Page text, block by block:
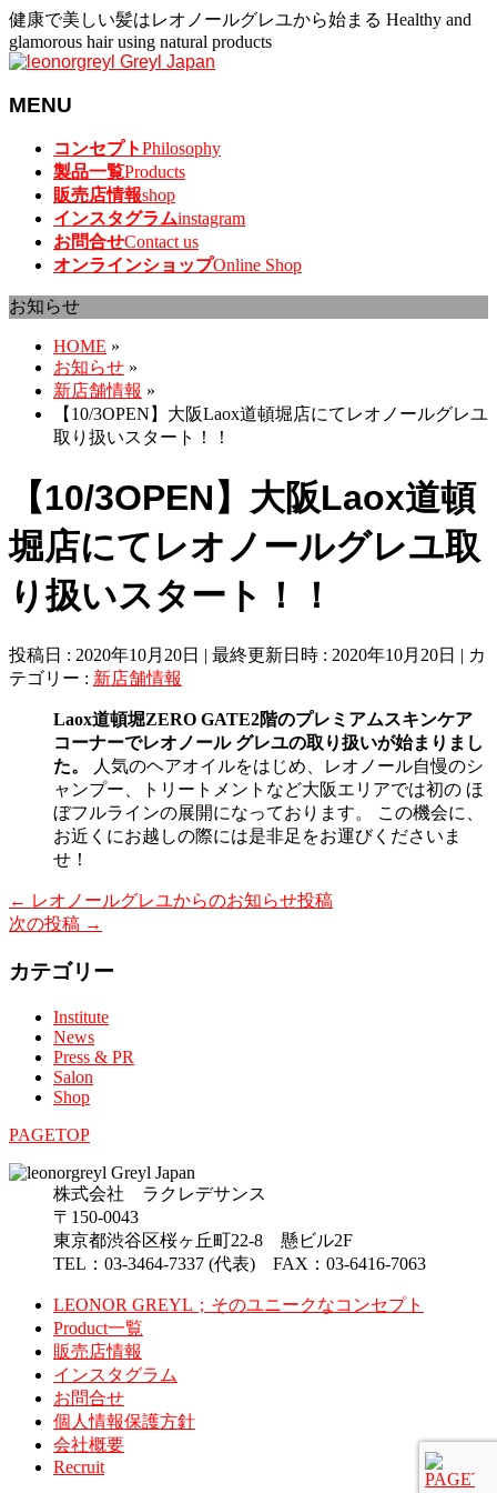
健康で美しい髪はレオノールグレユから始まる Healthy and
glamorous hair using natural products
MENU
す
コンセプトPhilosophy
製品一覧Products
販売店情報shop
インスタグラムinstagram
お問合せContact us
オンラインショップOnline Shop
お知らせ
HOME »
お知らせ »
新店舗情報 »
【10/3OPEN】大阪Laox道頓堀店にてレオノールグレユ
取り扱いスタート！！
【10/3OPEN】大阪Laox道頓
堀店にてレオノールグレユ取
り扱いスタート！！
投稿日 : 2020年10月20日 最終更新日時 : 2020年10月20日
カ
テゴリー : 新店舗情報
Laox道頓堀ZERO GATE2階のプレミアムスキンケア
コーナーでレオノール グレユの取り扱いが始まりまし
た。
人気のヘアオイルをはじめ、レオノール自慢のシ
ャンプー、トリートメントなど大阪エリアでは初の ほ
ぼフルラインの展開になっております。 この機会に、
お近くにお越しの際には是非足をお運びくださいま
せ！
← レオノールグレユからのお知らせ投稿
次の投稿 →
カテゴリー
Institute
News
Press & PR
Salon
Shop
PAGETOP
株式会社 ラクレデサンス
〒150-0043
東京都渋谷区桜ヶ丘町22-8 懸ビル2F
TEL：03-3464-7337 (代表) FAX：03-6416-7063
LEONOR GREYL；そのユニークなコンセプト
Product一覧
販売店情報
インスタグラム
お問合せ
個人情報保護方針
会社概要
Recruit